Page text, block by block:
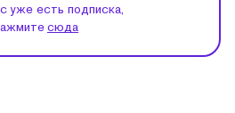
уже есть подписка,
сюда